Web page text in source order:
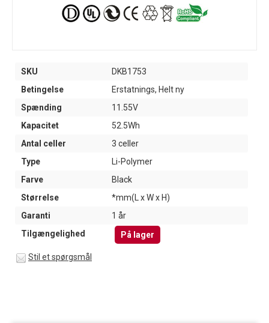
SKU
DKB1753
Betingelse
Erstatnings, Helt ny
Spænding
11.55V
Kapacitet
52.5Wh
Antal celler
3 celler
Type
Li-Polymer
Farve
Black
Størrelse
*mm(L x W x H)
Garanti
1 år
Tilgængelighed
På lager
Stil et spørgsmål